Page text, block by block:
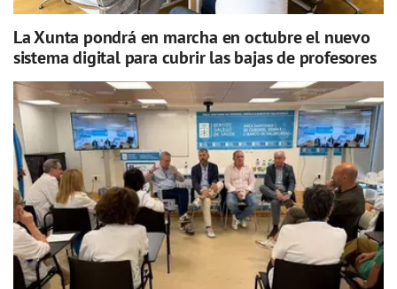
La Xunta pondrá en marcha en octubre el nuevo
sistema digital para cubrir las bajas de profesores